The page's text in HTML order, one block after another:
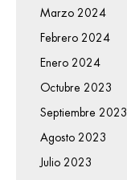
Marzo 2024
Febrero 2024
Enero 2024
Octubre 2023
Septiembre 2023
Agosto 2023
Julio 2023